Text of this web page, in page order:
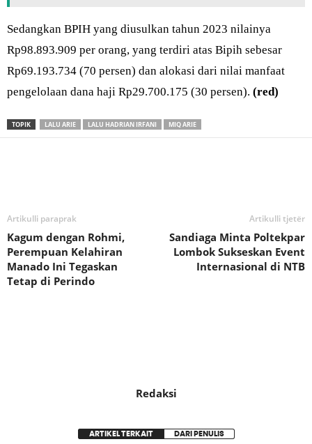
Sedangkan BPIH yang diusulkan tahun 2023 nilainya
Rp98.893.909 per orang, yang terdiri atas Bipih sebesar
Rp69.193.734 (70 persen) dan alokasi dari nilai manfaat
pengelolaan dana haji Rp29.700.175 (30 persen). (red)
TOPIK LALU ARIE LALU HADRIAN IRFANI MIQ ARIE
Artikulli paraprak
Kagum dengan Rohmi,
Perempuan Kelahiran
Manado Ini Tegaskan
Tetap di Perindo
Artikulli tjetër
Sandiaga Minta Poltekpar
Lombok Sukseskan Event
Internasional di NTB
Redaksi
ARTIKEL TERKAIT DARI PENULIS